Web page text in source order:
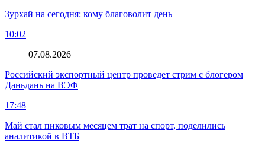
Зурхай на сегодня: кому благоволит день
10:02
07.08.2026
Российский экспортный центр проведет стрим с блогером
Даньдань на ВЭФ
17:48
Май стал пиковым месяцем трат на спорт, поделились
аналитикой в ВТБ